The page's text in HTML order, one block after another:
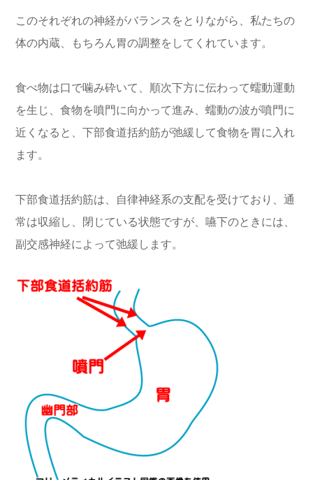
このそれぞれの神経がバランスをとりながら、私たちの
体の内蔵、もちろん胃の調整をしてくれています。
食べ物は口で噛み砕いて、順次下方に伝わって蠕動運動
を生じ、食物を噴門に向かって進み、蠕動の波が噴門に
近くなると、下部食道括約筋が弛緩して食物を胃に入れ
ます。
下部食道括約筋は、自律神経系の支配を受けており、通
常は収縮し、閉じている状態ですが、嚥下のときには、
副交感神経によって弛緩します。